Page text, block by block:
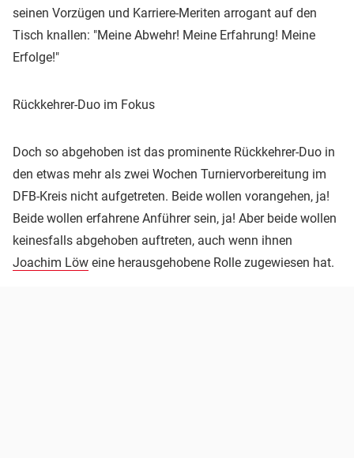
seinen Vorzügen und Karriere-Meriten arrogant auf den
Tisch knallen: "Meine Abwehr! Meine Erfahrung! Meine
Erfolge!"
Rückkehrer-Duo im Fokus
Doch so abgehoben ist das prominente Rückkehrer-Duo in
den etwas mehr als zwei Wochen Turniervorbereitung im
DFB-Kreis nicht aufgetreten. Beide wollen vorangehen, ja!
Beide wollen erfahrene Anführer sein, ja! Aber beide wollen
keinesfalls abgehoben auftreten, auch wenn ihnen
Joachim Löw eine herausgehobene Rolle zugewiesen hat.